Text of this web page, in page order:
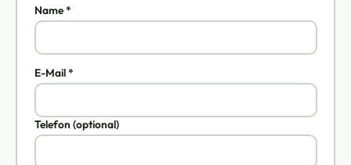
Name *
E-Mail *
Telefon (optional)